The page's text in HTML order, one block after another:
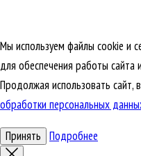
Мы используем файлы cookie и
для обеспечения работы сайта
Продолжая использовать сайт,
обработки персональных
Принять Подробнее